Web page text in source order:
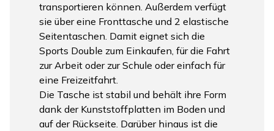
transportieren können. Außerdem verfügt
sie über eine Fronttasche und 2 elastische
Seitentaschen. Damit eignet sich die
Sports Double zum Einkaufen, für die Fahrt
zur Arbeit oder zur Schule oder einfach für
eine Freizeitfahrt.
Die Tasche ist stabil und behält ihre Form
dank der Kunststoffplatten im Boden und
auf der Rückseite. Darüber hinaus ist die